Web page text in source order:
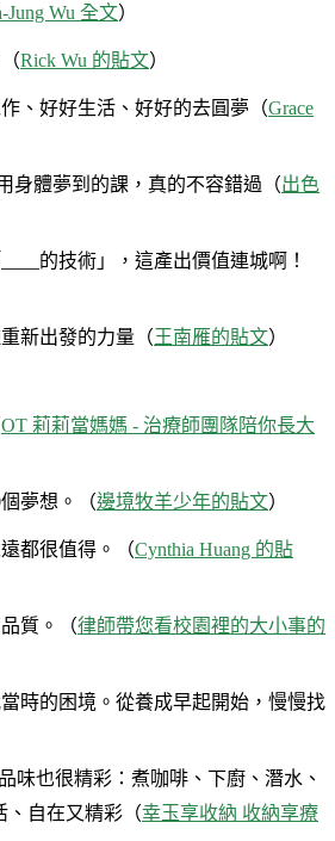
Jung Wu 全文）
Rick Wu 的貼文）
、好好生活、好好的去圓夢（Grace
身體夢到的課，真的不容錯過（出色
的技術」，這產出價值連城啊！
新出發的力量（王南雁的貼文）
OT 莉莉當媽媽 - 治療師團隊陪你長大
夢想。（邊境牧羊少年的貼文）
都很值得。（Cynthia Huang 的貼
質。（律師帶您看校園裡的大小事的
時的困境。從養成早起開始，慢慢找
味也很精彩：煮咖啡、下廚、潛水、
、自在又精彩（幸玉享收納 收納享療